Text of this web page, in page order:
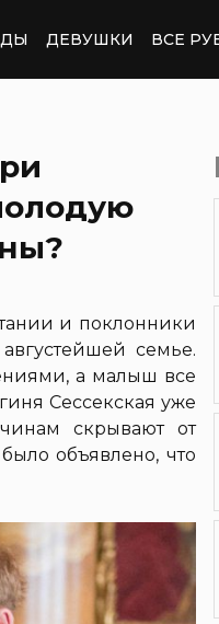
ДЕВУШКИ ВСЕ
и поклонники
семье.
а малыш все
Сессекская уже
скрывают от
объявлено, что